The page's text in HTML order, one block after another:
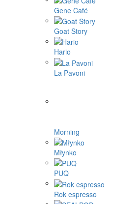
Gene Café
Goat Story
Hario
La Pavoni
Morning
Młynko
PUQ
Rok espresso